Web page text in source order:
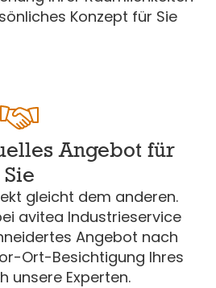
Konzept für Sie
Angebot für
Sie
gleicht dem anderen.
avitea Industrieservice
Angebot nach
Ort-Besichtigung Ihres
unsere Experten.